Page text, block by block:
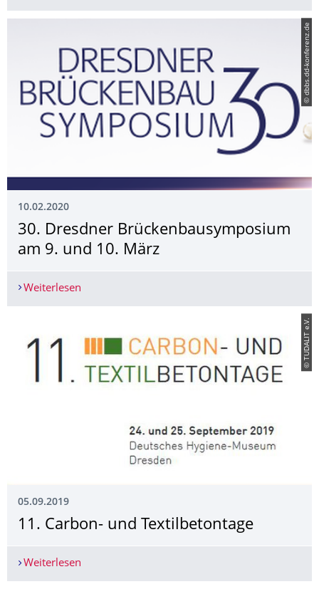
© dbbs.dd-konferenz.de
10.02.2020
30. Dresdner Brückenbausymposi­um
am 9. und 10. März
Weiterlesen
© TUDALIT e.V.
05.09.2019
11. Carbon- und Textilbetontage
Weiterlesen